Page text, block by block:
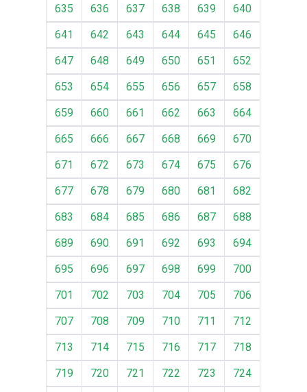
635
636 637 638 639
640
641
642 643 644 645
646
647
648 649 650 651
652
653
654 655 656 657
658
659
660 661 662 663
664
665
666 667 668 669
670
671
672 673 674 675
676
677
678 679 680 681
682
683
684 685 686 687
688
689
690 691 692 693
694
695
696 697 698 699
700
701
702 703 704 705
706
707
708 709 710 711
712
713
714 715 716 717
718
719
720 721 722 723
724